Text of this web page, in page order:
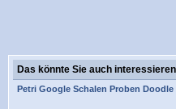
Das könnte Sie auch
Petri Google Schalen Proben Doodle